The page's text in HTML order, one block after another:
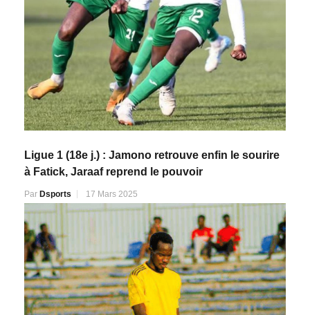
Ligue 1 (18e j.) : Jamono retrouve enfin le sourire
à Fatick, Jaraaf reprend le pouvoir
Par Dsports 17 Mars 2025